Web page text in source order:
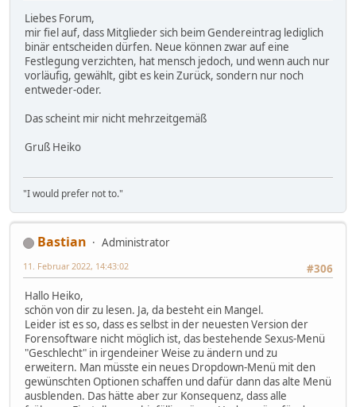
Liebes Forum,
mir fiel auf, dass Mitglieder sich beim Gendereintrag lediglich
binär entscheiden dürfen. Neue können zwar auf eine
Festlegung verzichten, hat mensch jedoch, und wenn auch nur
vorläufig, gewählt, gibt es kein Zurück, sondern nur noch
entweder-oder.
Das scheint mir nicht mehrzeitgemäß
Gruß Heiko
"I would prefer not to."
Bastian
Administrator
#306
11. Februar 2022, 14:43:02
Hallo Heiko,
schön von dir zu lesen. Ja, da besteht ein Mangel.
Leider ist es so, dass es selbst in der neuesten Version der
Forensoftware nicht möglich ist, das bestehende Sexus-Menü
"Geschlecht" in irgendeiner Weise zu ändern und zu
erweitern. Man müsste ein neues Dropdown-Menü mit den
gewünschten Optionen schaffen und dafür dann das alte Menü
ausblenden. Das hätte aber zur Konsequenz, dass alle